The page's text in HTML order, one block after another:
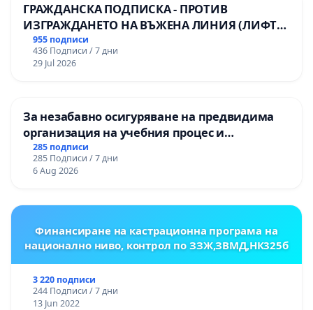
ГРАЖДАНСКА ПОДПИСКА - ПРОТИВ
ИЗГРАЖДАНЕТО НА ВЪЖЕНА ЛИНИЯ (ЛИФТ)
НА ТЕРИТОРИЯТА НА ПРИРОДНА
ЗАБЕЛЕЖИТЕЛНОСТ „ХЪЛМ НА
ОСВОБОДИТЕЛИТЕ“ (БУНАРДЖИК)
955 подписи
436 Подписи / 7 дни
29 Jul 2026
За незабавно осигуряване на предвидима
организация на учебния процес и
гарантиране на правото на равнопоставено
и качествено образование на учениците от
ОУ „Княз Александър I“ и Хуманитарна
285 подписи
285 Подписи / 7 дни
6 Aug 2026
Финансиране на кастрационна програма на
национално ниво, контрол по ЗЗЖ,ЗВМД,НК325б
3 220 подписи
244 Подписи / 7 дни
13 Jun 2022